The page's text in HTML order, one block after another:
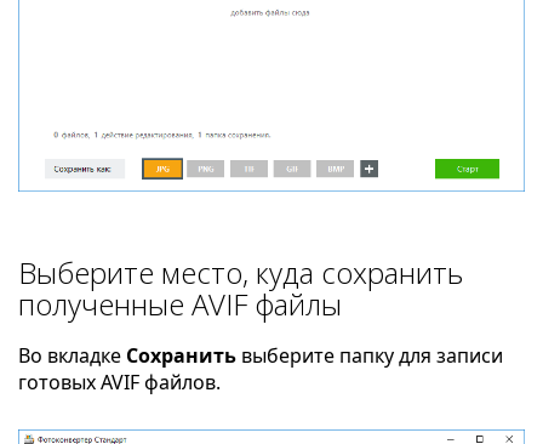
Выберите место, куда сохранить
полученные AVIF файлы
Во вкладке Сохранить выберите папку для записи
готовых AVIF файлов.